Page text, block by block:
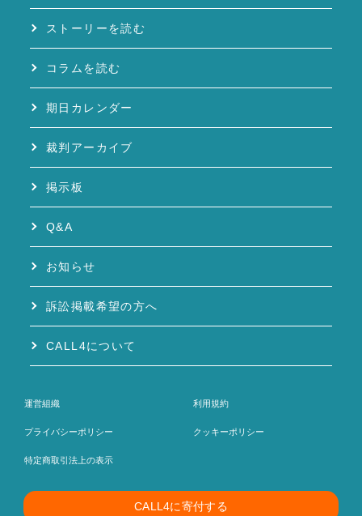
ストーリーを読む
コラムを読む
期日カレンダー
裁判アーカイブ
掲示板
Q&A
お知らせ
訴訟掲載希望の方へ
CALL4について
運営組織 利用規約
プライバシーポリシー クッキーポリシー
特定商取引法上の表示
CALL4に寄付する